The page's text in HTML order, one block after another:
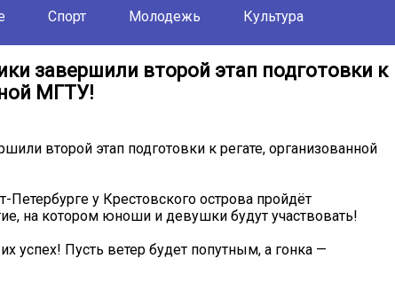
Спорт Молодежь Культура
завершили второй этап подготовки к
МГТУ!
второй этап подготовки к регате, организованной
у Крестовского острова пройдёт
на котором юноши и девушки будут участвовать!
успех! Пусть ветер будет попутным, а гонка —